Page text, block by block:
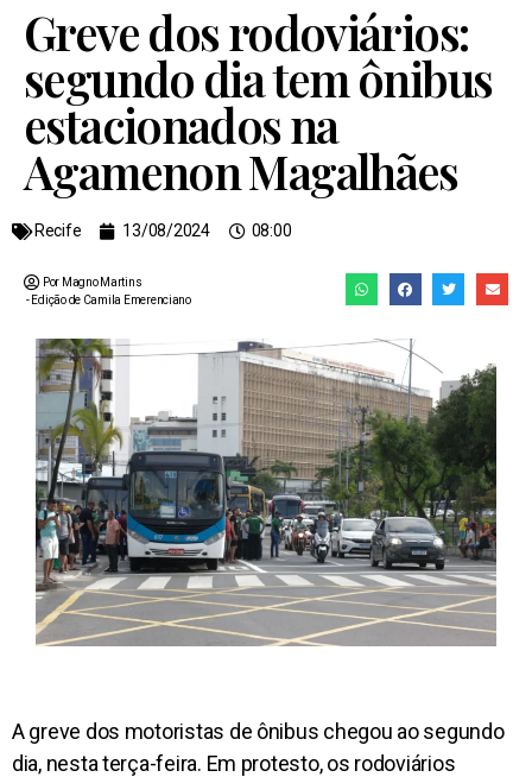
Greve dos rodoviários:
segundo dia tem ônibus
estacionados na
Agamenon Magalhães
Recife 13/08/2024 08:00
Por Magno Martins
- Edição de Camila Emerenciano
A greve dos motoristas de ônibus chegou ao segundo
dia, nesta terça-feira. Em protesto, os rodoviários